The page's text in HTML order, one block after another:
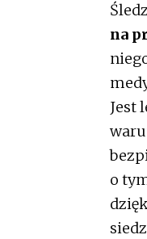
na
Jest
o